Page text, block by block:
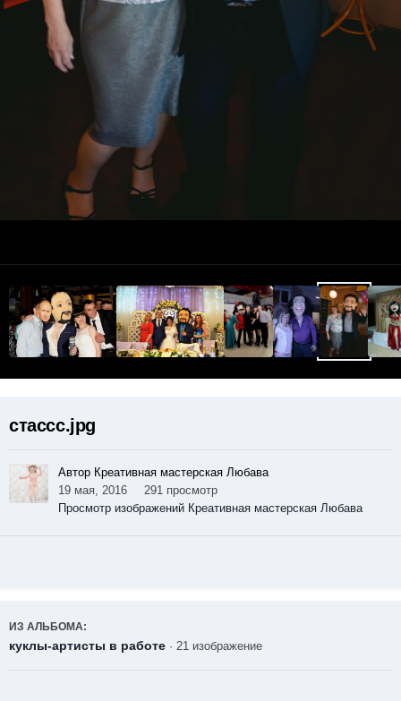
стассс.jpg
Автор Креативная мастерская Любава
19 мая, 2016
291 просмотр
Просмотр изображений Креативная мастерская Любава
ИЗ АЛЬБОМА:
куклы-артисты в работе · 21 изображение